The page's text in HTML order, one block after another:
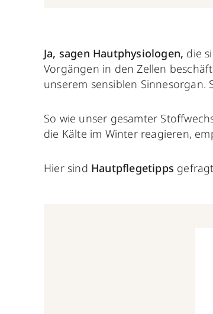
Ja, sagen Hautphysiologen, die
Vorgängen in den Zellen
unserem sensiblen
So wie unser gesamter
die Kälte im Winter reagieren,
Hier sind Hautpflegetipps